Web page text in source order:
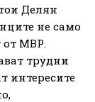
Делян
не само
от МВР.
трудни
интересите